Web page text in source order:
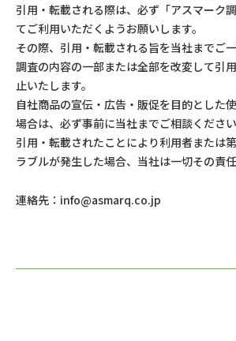
引用・転載される際は、必ず「アスマーク
てご利用いただくようお願いします。
その際、引用・転載される旨を当社までご一
調査の内容の一部または全部を改変して引
止いたします。
自社商品の宣伝・広告・販促を目的とした
場合は、必ず事前に当社までご相談ください
引用・転載されたことにより利用者または
ラブルが発生した場合、当社は一切その責任
連絡先： info@asmarq.co.jp